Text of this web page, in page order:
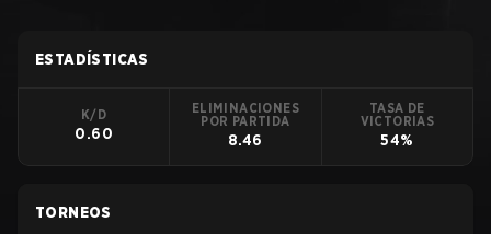
ESTADÍSTICAS
K/D
0.60
ELIMINACIONES
POR PARTIDA
8.46
TASA DE
VICTORIAS
54%
TORNEOS